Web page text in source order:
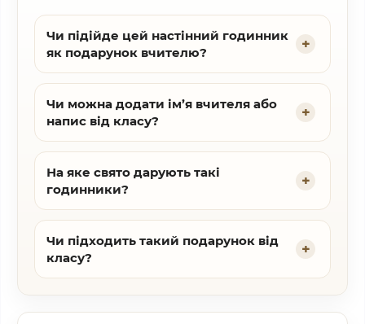
Чи підійде цей настінний годинник
як подарунок вчителю?
Чи можна додати ім’я вчителя або
напис від класу?
На яке свято дарують такі
годинники?
Чи підходить такий подарунок від
класу?